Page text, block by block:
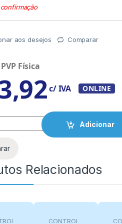
aos desejos Comparar
PVP Física
c/ IVA ONLINE
Adicionar
Relacionados
CONTROL